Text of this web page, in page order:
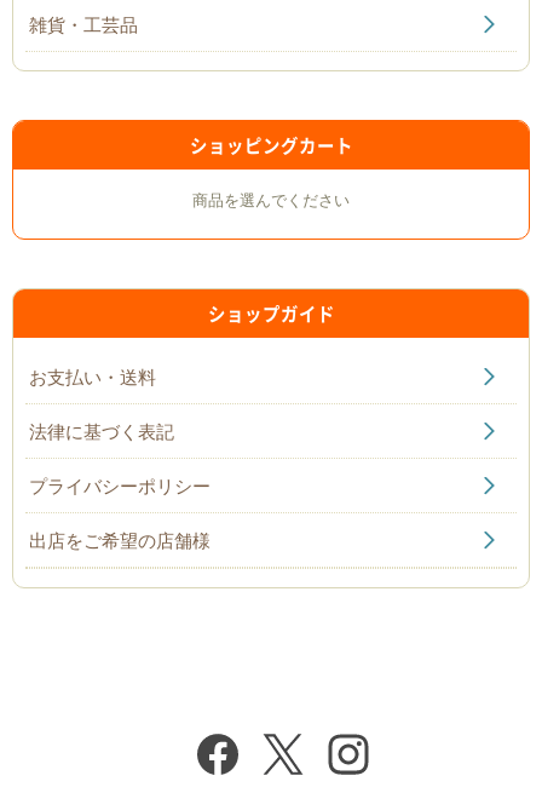
雑貨・工芸品
ショッピングカート
商品を選んでください
ショップガイド
お支払い・送料
法律に基づく表記
プライバシーポリシー
出店をご希望の店舗様